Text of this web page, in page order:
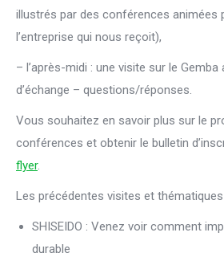
illustrés par des conférences animées
l’entreprise qui nous reçoit),
– l’après-midi : une visite sur le
d’échange – questions/réponses.
Vous souhaitez en savoir plus sur le
conférences et obtenir le bulletin
flyer.
Les précédentes visites et thématiques
SHISEIDO : Venez voir comment
durable